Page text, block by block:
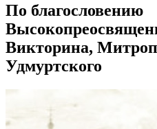
По благословению
Викторина,
Удмуртского